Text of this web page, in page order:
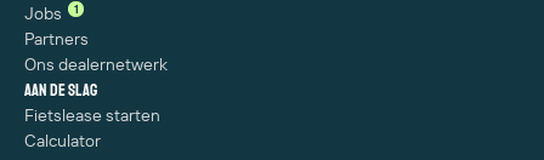
Jobs
1
Partners
Ons dealernetwerk
Aan de slag
Fietslease starten
Calculator